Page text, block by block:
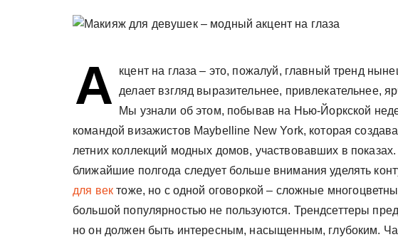
А
кцент на глаза – это, пожалуй, главный тренд
делает взгляд выразительнее, привлекательнее,
Мы узнали об этом, побывав на Нью-Йоркской
командой визажистов Maybelline New York, которая
летних коллекций модных домов, участвовавших в
ближайшие полгода следует больше внимания уделять
для век тоже, но с одной оговоркой – сложные
большой популярностью не пользуются. Трендсеттеры
но он должен быть интересным, насыщенным, глубоким.